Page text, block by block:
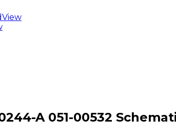
A 051-00532